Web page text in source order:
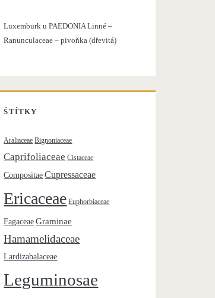
o
:
Luxemburk uPAEDONIA Linné –
Ranunculaceae – pivoňka (dřevitá)
ŠTÍTKY
Araliaceae Bignoniaceae
Caprifoliaceae Cistaceae
Compositae Cupressaceae
Ericaceae Euphorbiaceae
Fagaceae Graminae
Hamamelidaceae
Lardizabalaceae
Leguminosae